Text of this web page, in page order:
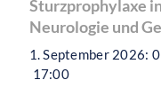
Sturzprophylaxe
Neurologie und
1. September 2026:
17:00